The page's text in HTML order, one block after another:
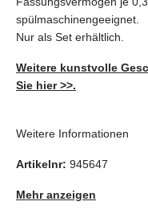
spülmaschinengeeignet.
Nur als Set erhältlich.
Weitere kunstvolle
Sie hier >>.
Weitere Informationen
Artikelnr: 945647
Mehr anzeigen